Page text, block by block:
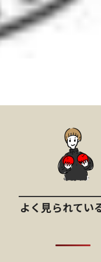
よく見られてい